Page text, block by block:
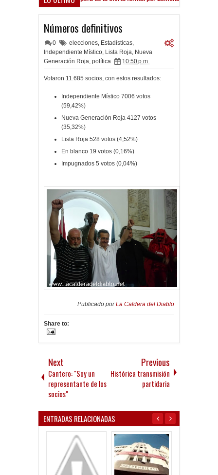
Números definitivos
0 elecciones, Estadísticas,
Independiente Místico, Lista Roja, Nueva
Generación Roja, política 10:50 p.m.
Votaron 11.685 socios, con estos resultados:
Independiente Místico 7006 votos
(59,42%)
Nueva Generación Roja 4127 votos
(35,32%)
Lista Roja 528 votos (4,52%)
En blanco 19 votos (0,16%)
Impugnados 5 votos (0,04%)
Publicado porLa Caldera del Diablo
Share to:
Next
Cantero: "Soy un
representante de los
socios"
Previous
Histórica transmisión
partidaria
ENTRADAS RELACIONADAS